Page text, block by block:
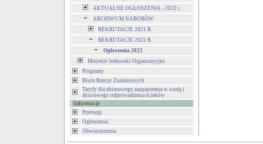
AKTUALNE OGŁOSZENIA - 2022 r.
ARCHIWUM NABORÓW
REKRUTACJE 2021 R.
REKRUTACJE 2022 R.
Ogłoszenia 2022
Miejskie Jednostki Organizacyjne
Programy
Biuro Rzeczy Znalezionych
Tatyfy dla zbiorowego zaopatrzenia w wodę i
zbiorowego odprowadzenia ścieków
Informacje
Przetargi
Ogłoszenia
Obwieszczenia